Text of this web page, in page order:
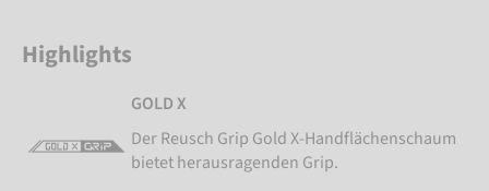
Highlights
GOLD X
Der Reusch Grip Gold X-Handflächenschaum
bietet herausragenden Grip.